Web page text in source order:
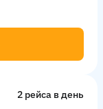
2 рейсa в день